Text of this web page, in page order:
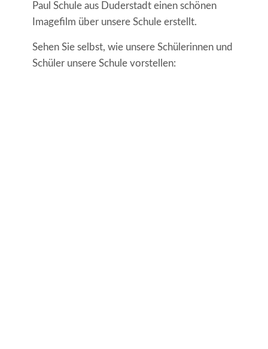
Paul Schule aus Duderstadt einen schönen
Imagefilm über unsere Schule erstellt.
Sehen Sie selbst, wie unsere Schülerinnen und
Schüler unsere Schule vorstellen: